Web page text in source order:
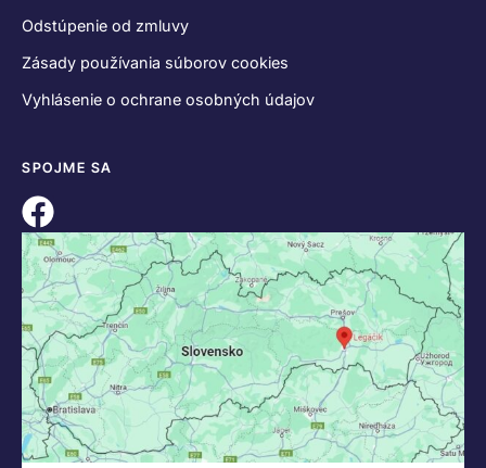
Odstúpenie od zmluvy
Zásady používania súborov cookies
Vyhlásenie o ochrane osobných údajov
SPOJME SA